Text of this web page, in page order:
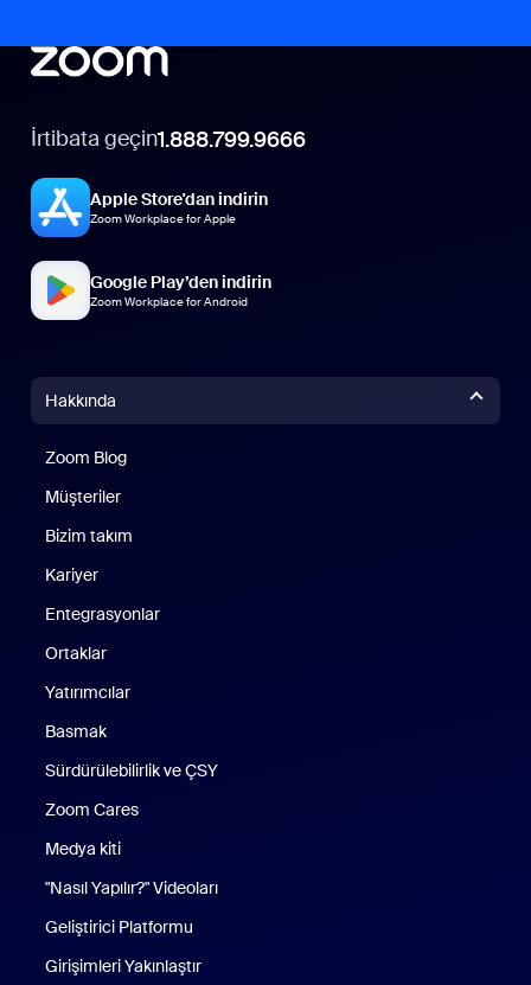
İrtibata geçin1.888.799.9666
Apple Store'dan indirin
Zoom Workplace for Apple
Google Play’den indirin
Zoom Workplace for Android
Hakkında
Zoom Blog
Müşteriler
Bizim takım
Kariyer
Entegrasyonlar
Ortaklar
Yatırımcılar
Basmak
Sürdürülebilirlik ve ÇSY
Zoom Cares
Medya kiti
"Nasıl Yapılır?" Videoları
Geliştirici Platformu
Girişimleri Yakınlaştır